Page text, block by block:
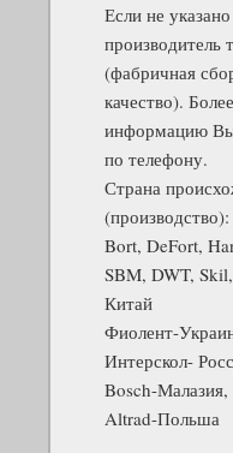
Если не
производитель
(фабричная
качество).
информацию
по телефону.
Страна
(производство):
Bort, DeFort,
SBM, DWT,
Китай
Фиолент-
Интерскол-
Bosch-
Altrad-Польша